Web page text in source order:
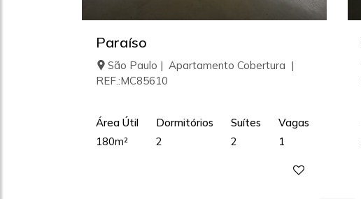
Paraíso
São Paulo | Apartamento Cobertura |
REF.:MC85610
Área Útil
180m²
Dormitórios
2
Suítes
2
Vagas
1